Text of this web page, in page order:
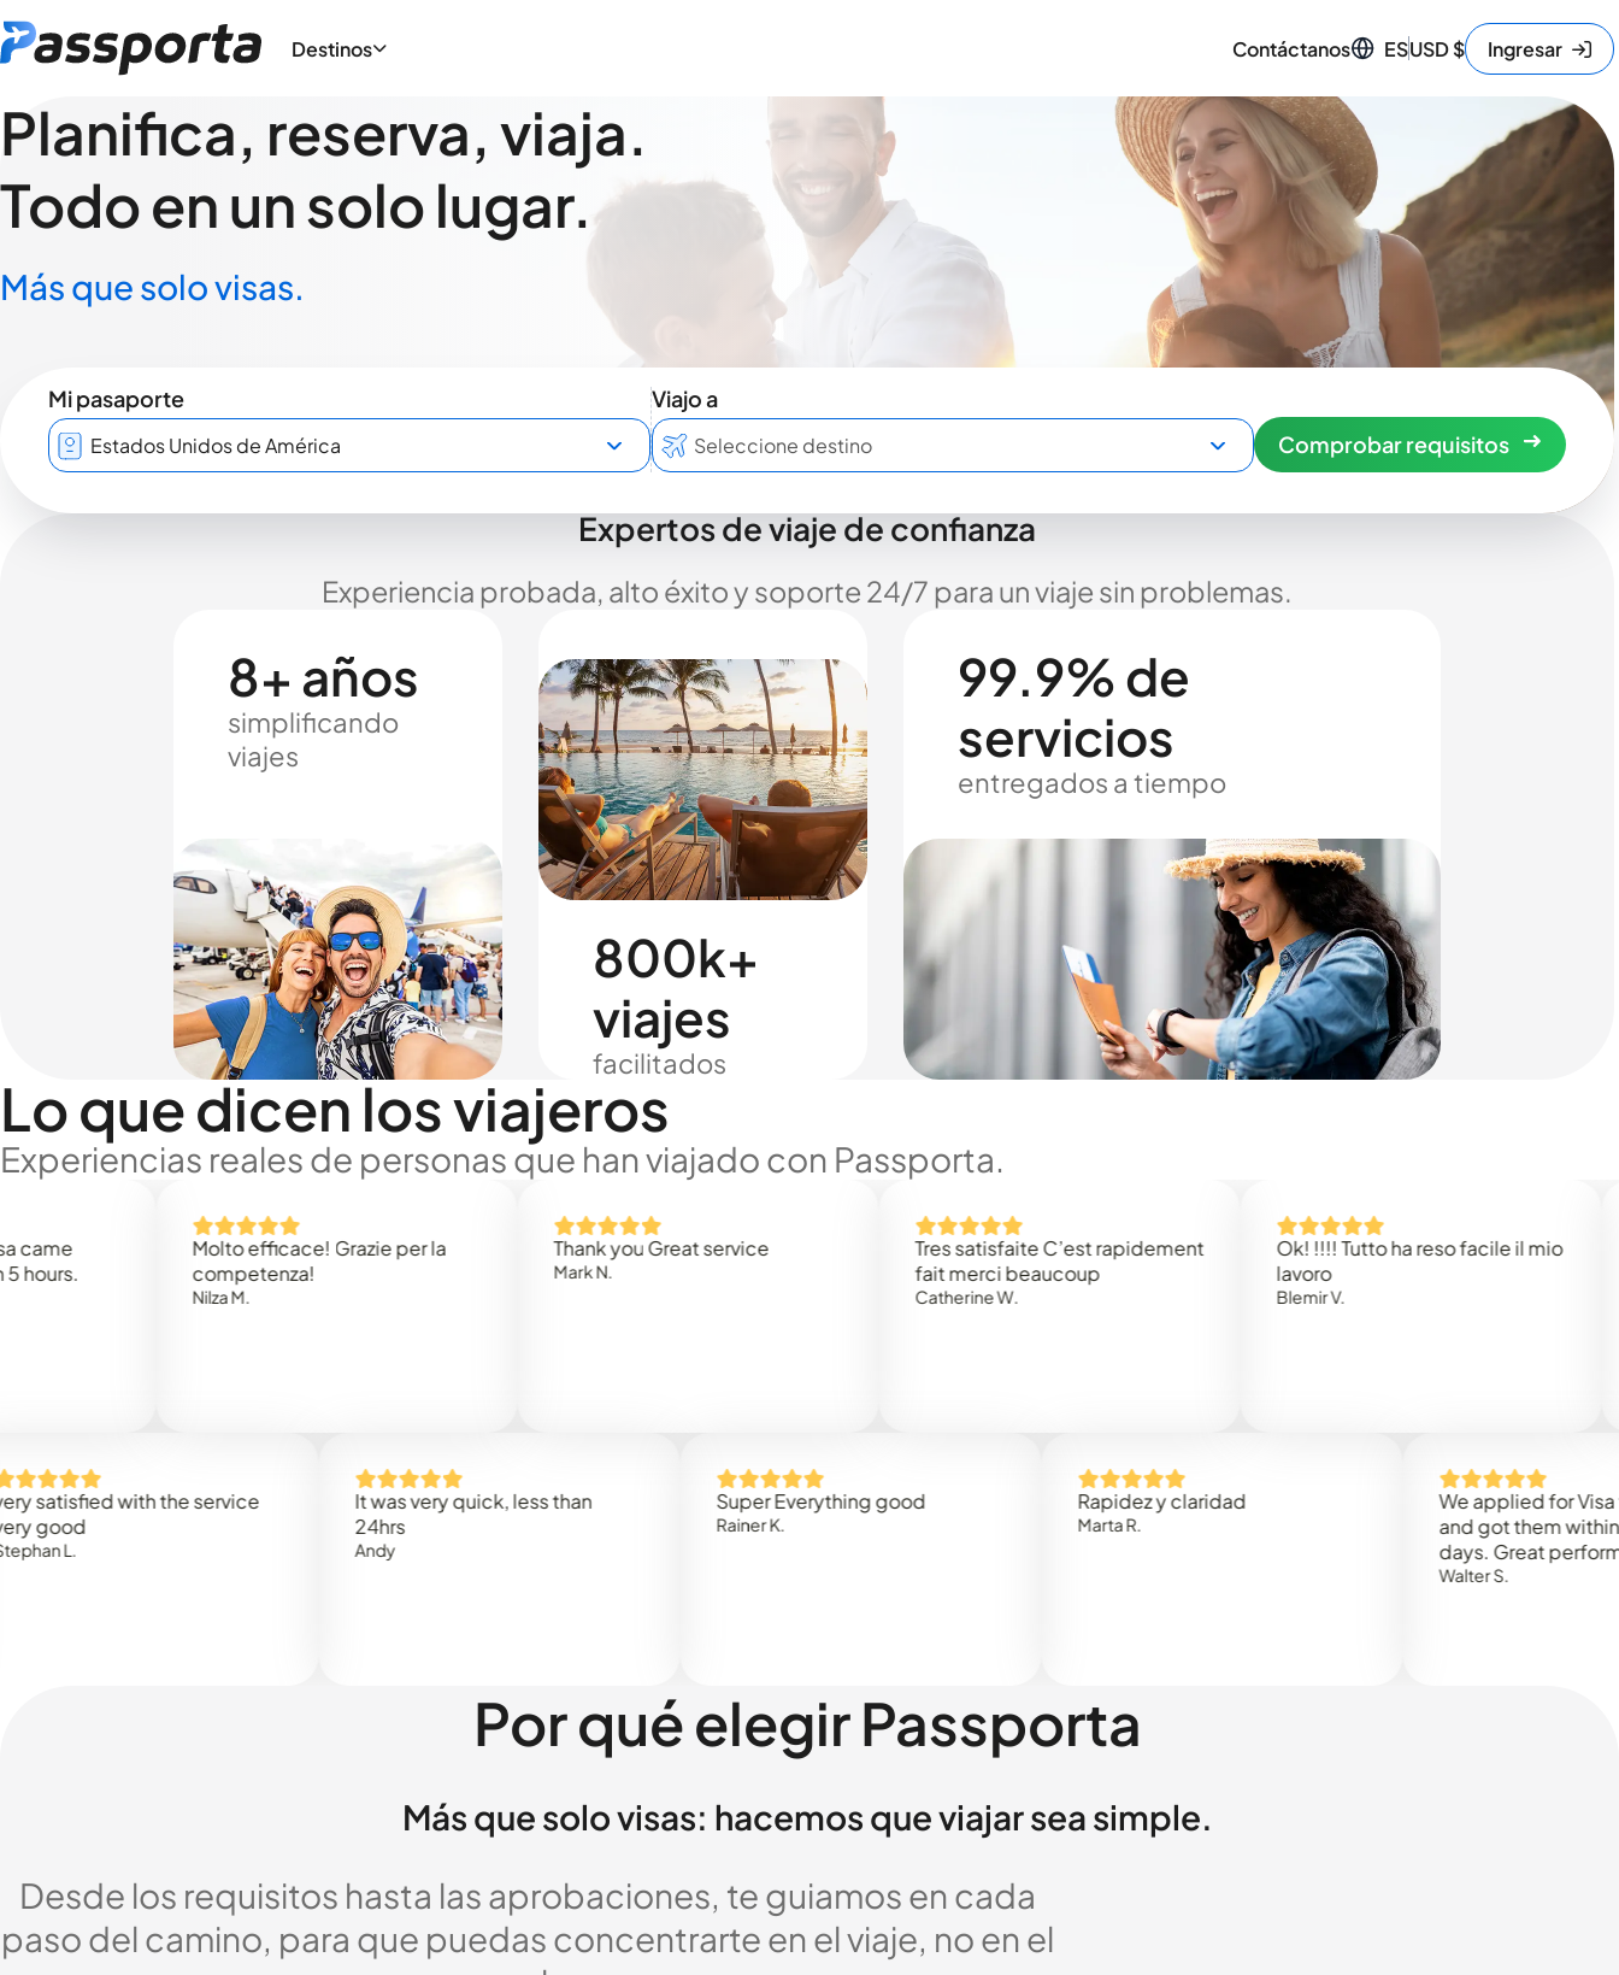
Destinos Contáctanos ESUSD$ Ingresar
Planifica, reserva, viaja.
Todo en un solo lugar.
Más que solo visas.
Mi pasaporte
Viajo a
Comprobar requisitos
Expertos de viaje de confianza
Experiencia probada, alto éxito y soporte 24/7 para un viaje sin problemas.
8+ años
simplificando
viajes
800k+
viajes
facilitados
99.9% de
servicios
entregados a tiempo
Lo que dicen los viajeros
Experiencias reales de personas que han viajado con Passporta.
Molto efficace! Grazie per la
competenza!
Thank you Great service
Tres satisfaite C’est rapidement
fait merci beaucoup
Catherine W.
Ok! !!!! Tutto ha reso facile il mio
with the service
It was very quick, less than
Super Everything good Rapidez y claridad
We applied for Visa to
and got them within 3
days. Great performance!
Walter S.
Por qué elegir Passporta
Más que solo visas: hacemos que viajar sea simple.
Desde los requisitos hasta las aprobaciones, te guiamos en cada
paso del camino, para que puedas concentrarte en el viaje, no en el